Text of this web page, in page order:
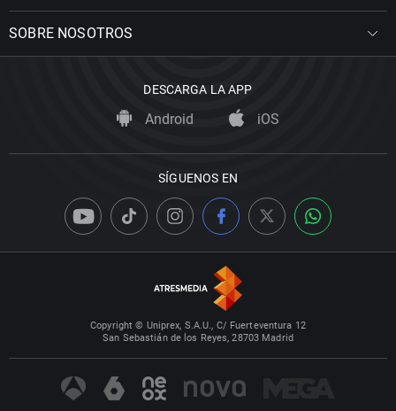
SOBRE NOSOTROS
DESCARGA LA APP
Android iOS
SÍGUENOS EN
Copyright © Uniprex, S.A.U., C/ Fuerteventura 12
San Sebastián de los Reyes, 28703 Madrid